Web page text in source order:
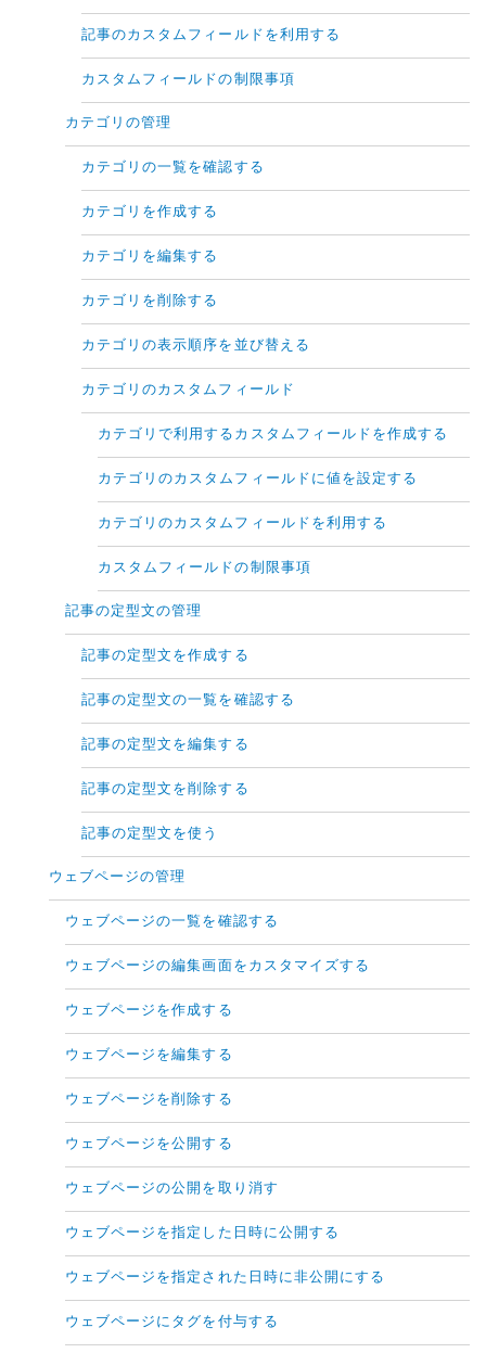
記事のカスタムフィールドを利用する
カスタムフィールドの制限事項
カテゴリの管理
カテゴリの一覧を確認する
カテゴリを作成する
カテゴリを編集する
カテゴリを削除する
カテゴリの表示順序を並び替える
カテゴリのカスタムフィールド
カテゴリで利用するカスタムフィールドを作成する
カテゴリのカスタムフィールドに値を設定する
カテゴリのカスタムフィールドを利用する
カスタムフィールドの制限事項
記事の定型文の管理
記事の定型文を作成する
記事の定型文の一覧を確認する
記事の定型文を編集する
記事の定型文を削除する
記事の定型文を使う
ウェブページの管理
ウェブページの一覧を確認する
ウェブページの編集画面をカスタマイズする
ウェブページを作成する
ウェブページを編集する
ウェブページを削除する
ウェブページを公開する
ウェブページの公開を取り消す
ウェブページを指定した日時に公開する
ウェブページを指定された日時に非公開にする
ウェブページにタグを付与する